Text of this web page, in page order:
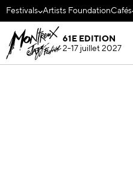
Festivals Artists FoundationCafés
61E EDITION
2-17 juillet 2027